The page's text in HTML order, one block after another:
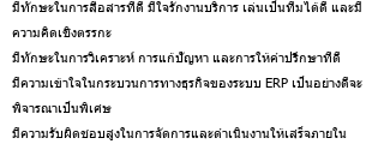
มีทักษะในการสื่อสารที่ดี มีใจรักงานบริการ เล่นเป็นทีมได้ดี และมี
ความคิดเชิงตรรกะ
มีทักษะในการวิเคราะห์ การแก้ปัญหา และการให้คำปรึกษาที่ดี
มีความเข้าใจในกระบวนการทางธุรกิจของระบบ ERP เป็นอย่างดีจะ
พิจารณาเป็นพิเศษ
มีความรับผิดชอบสูงในการจัดการและดำเนินงานให้เสร็จภายใน